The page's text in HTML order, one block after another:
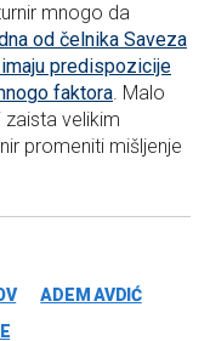
mnogo da
od čelnika Saveza
predispozicije
faktora. Malo
velikim
promeniti mišljenje
ADEM AVDIĆ